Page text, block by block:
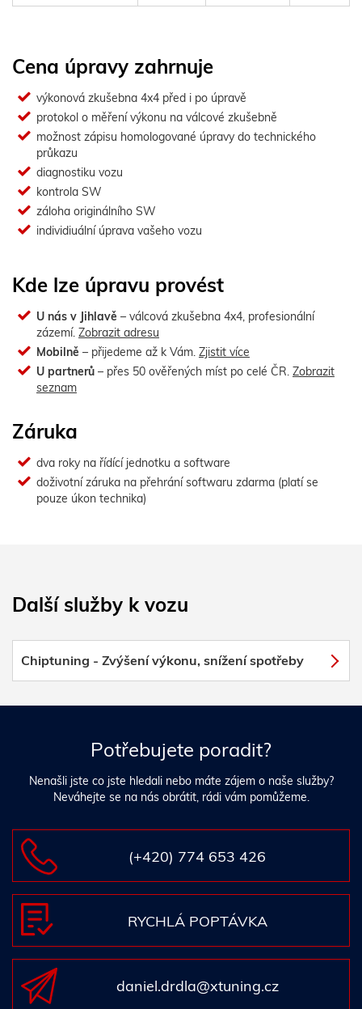
Cena úpravy zahrnuje
výkonová zkušebna 4x4 před i po úpravě
protokol o měření výkonu na válcové zkušebně
možnost zápisu homologované úpravy do technického
průkazu
diagnostiku vozu
kontrola SW
záloha originálního SW
individiuální úprava vašeho vozu
Kde lze úpravu provést
U nás v Jihlavě – válcová zkušebna 4x4, profesionální
zázemí. Zobrazit adresu
Mobilně – přijedeme až k Vám. Zjistit více
U partnerů – přes 50 ověřených míst po celé ČR. Zobrazit
seznam
Záruka
dva roky na řídící jednotku a software
doživotní záruka na přehrání softwaru zdarma (platí se
pouze úkon technika)
Další služby k vozu
Chiptuning - Zvýšení výkonu, snížení spotřeby
Potřebujete poradit?
Nenašli jste co jste hledali nebo máte zájem o naše služby?
Neváhejte se na nás obrátit, rádi vám pomůžeme.
(+420) 774 653 426
RYCHLÁ POPTÁVKA
daniel.drdla@xtuning.cz